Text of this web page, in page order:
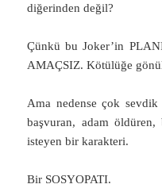
diğerinden değil?
Çünkü bu Joker’in
AMAÇSIZ. Kötülüğe
Ama nedense çok
başvuran, adam
isteyen bir karakteri.
Bir SOSYOPATI.